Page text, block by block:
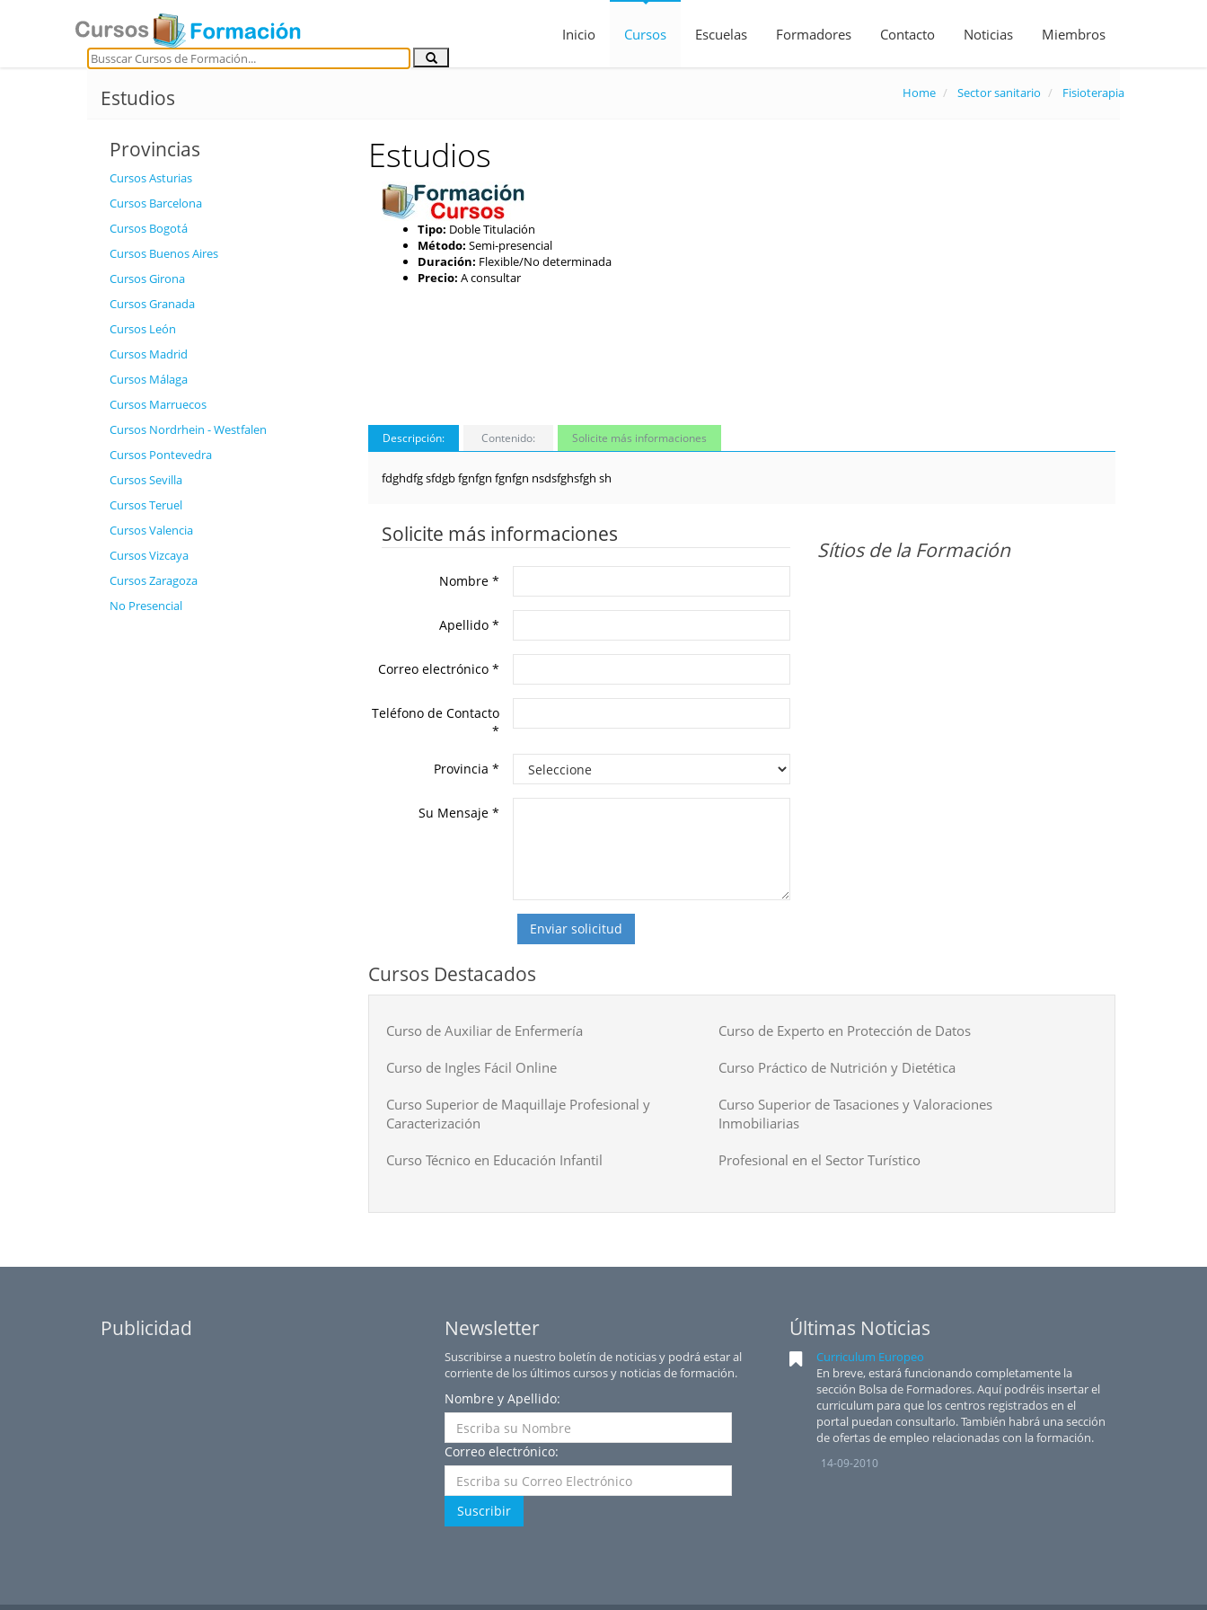
Inicio Cursos Escuelas Formadores Contacto Noticias Miembros
Estudios Home Sector sanitario Fisioterapia
Provincias
Cursos Asturias
Cursos Barcelona
Cursos Bogotá
Cursos Buenos Aires
Cursos Girona
Cursos Granada
Cursos León
Cursos Madrid
Cursos Málaga
Cursos Marruecos
Cursos Nordrhein - Westfalen
Cursos Pontevedra
Cursos Sevilla
Cursos Teruel
Cursos Valencia
Cursos Vizcaya
Cursos Zaragoza
No Presencial
Estudios
Tipo: Doble Titulación
Método: Semi-presencial
Duración: Flexible/No determinada
Precio: A consultar
Descripción: Contenido: Solicite más informaciones
fdghdfg sfdgb fgnfgn fgnfgn nsdsfghsfgh sh
Solicite más informaciones
Nombre*
Apellido*
Correo electrónico*
Teléfono de Contacto
*
Provincia*
Su Mensaje*
Enviar solicitud
Sítios de la Formación
Cursos Destacados
Curso de Auxiliar de Enfermería Curso de Experto en Protección de Datos
Curso de Ingles Fácil Online Curso Práctico de Nutrición y Dietética
Curso Superior de Maquillaje Profesional y
Caracterización
Curso Superior de Tasaciones y Valoraciones
Inmobiliarias
Curso Técnico en Educación Infantil Profesional en el Sector Turístico
Publicidad Newsletter
Suscribirse a nuestro boletín de noticias y podrá estar al
corriente de los últimos cursos y noticias de formación.
Nombre y Apellido:
Correo electrónico:
Suscribir
Últimas Noticias
Curriculum Europeo
En breve, estará funcionando completamente la
sección Bolsa de Formadores. Aquí podréis insertar el
curriculum para que los centros registrados en el
portal puedan consultarlo. También habrá una sección
de ofertas de empleo relacionadas con la formación.
14-09-2010